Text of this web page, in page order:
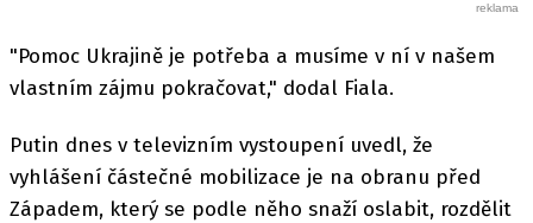
"Pomoc Ukrajině je potřeba a musíme v ní v našem
vlastním zájmu pokračovat," dodal Fiala.
Putin dnes v televizním vystoupení uvedl, že
vyhlášení částečné mobilizace je na obranu před
Západem, který se podle něho snaží oslabit, rozdělit